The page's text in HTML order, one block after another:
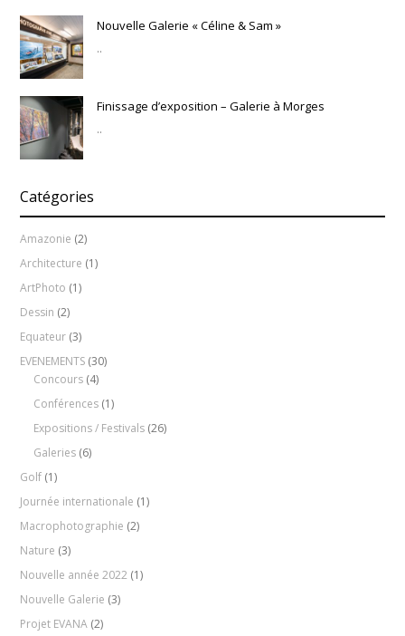
Nouvelle Galerie « Céline & Sam »
..
Finissage d’exposition – Galerie à Morges
..
Catégories
Amazonie (2)
Architecture (1)
ArtPhoto (1)
Dessin (2)
Equateur (3)
EVENEMENTS (30)
Concours (4)
Conférences (1)
Expositions / Festivals (26)
Galeries (6)
Golf (1)
Journée internationale (1)
Macrophotographie (2)
Nature (3)
Nouvelle année 2022 (1)
Nouvelle Galerie (3)
Projet EVANA (2)